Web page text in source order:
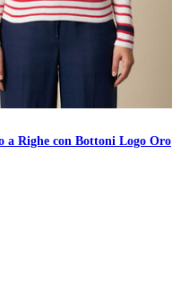
a Righe con Bottoni Logo Oro